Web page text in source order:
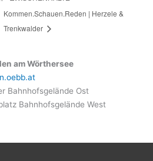
Kommen.Schauen.Reden | Herzele &
Trenkwalder
am Wörthersee
Bahnhofsgelände Ost
Bahnhofsgelände West